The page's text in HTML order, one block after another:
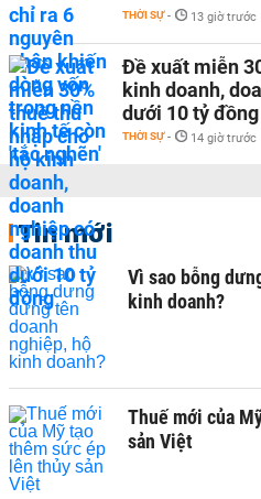
THỜI SỰ - 13 giờ trước
Đề xuất miễn
kinh doanh,
dưới 10 tỷ đồng
THỜI SỰ - 14 giờ trước
Tin mới
Vì sao bỗng
kinh doanh?
Thuế mới của
sản Việt